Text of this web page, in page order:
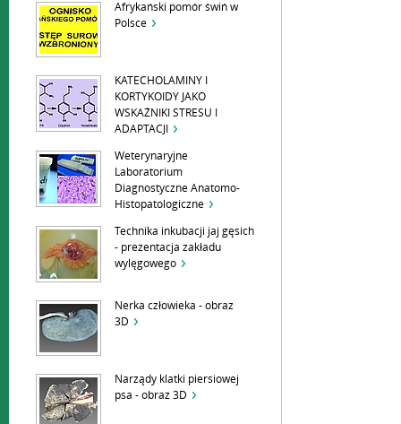
Afrykański pomór świń w
Polsce
KATECHOLAMINY I
KORTYKOIDY JAKO
WSKAŹNIKI STRESU I
ADAPTACJI
Weterynaryjne
Laboratorium
Diagnostyczne Anatomo-
Histopatologiczne
Technika inkubacji jaj gęsich
- prezentacja zakładu
wylęgowego
Nerka człowieka - obraz
3D
Narządy klatki piersiowej
psa - obraz 3D